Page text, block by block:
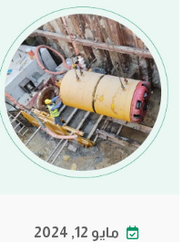
مايو 12, 2024